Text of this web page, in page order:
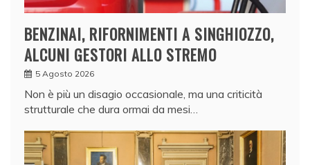
BENZINAI, RIFORNIMENTI A SINGHIOZZO,
ALCUNI GESTORI ALLO STREMO
5 Agosto 2026
Non è più un disagio occasionale, ma una criticità
strutturale che dura ormai da mesi…